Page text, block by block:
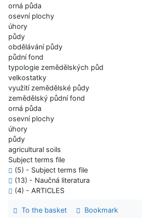
orná půda
osevní plochy
úhory
půdy
obdělávání půdy
půdní fond
typologie zemědělských půd
velkostatky
využití zemědělské půdy
zemědělský půdní fond
orná půda
osevní plochy
úhory
půdy
agricultural soils
Subject terms file
(5) - Subject terms file
(13) - Naučná literatura
(4) - ARTICLES
To the basket
Bookmark